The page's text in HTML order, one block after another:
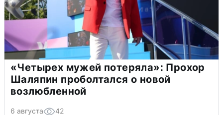
«Четырех мужей потеряла»: Прохор
Шаляпин проболтался о новой
возлюбленной
6 августа 42